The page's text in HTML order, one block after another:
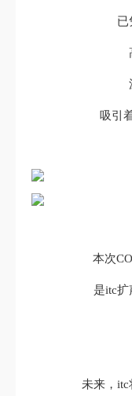
已
吸引
本次
是itc扩
未来，itc